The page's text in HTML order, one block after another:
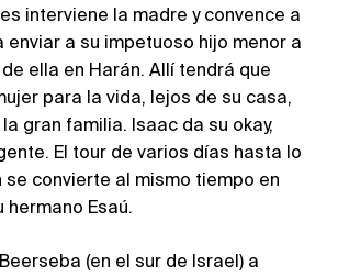
interviene la madre y convence a
enviar a su impetuoso hijo menor a
ella en Harán. Allí tendrá que
para la vida, lejos de su casa,
gran familia. Isaac da su okay,
El tour de varios días hasta lo
se convierte al mismo tiempo en
hermano Esaú.
(en el sur de Israel) a